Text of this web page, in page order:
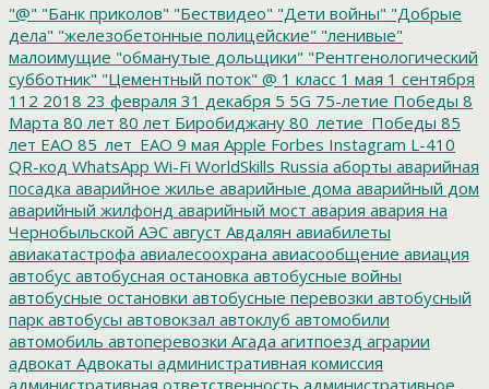
"@" "Банк приколов" "Бествидео" "Дети войны" "Добрые
дела" "железобетонные полицейские" "ленивые"
малоимущие "обманутые дольщики" "Рентгенологический
субботник" "Цементный поток" @ 1 класс 1 мая 1 сентября
112 2018 23 февраля 31 декабря 5 5G 75-летие Победы 8
Марта 80 лет 80 лет Биробиджану 80_летие_Победы 85
лет ЕАО 85_лет_ЕАО 9 мая Apple Forbes Instagram L-410
QR-код WhatsApp Wi-Fi WorldSkills Russia аборты аварийная
посадка аварийное жилье аварийные дома аварийный дом
аварийный жилфонд аварийный мост авария авария на
Чернобыльской АЭС август Авдалян авиабилеты
авиакатастрофа авиалесоохрана авиасообщение авиация
автобус автобусная остановка автобусные войны
автобусные остановки автобусные перевозки автобусный
парк автобусы автовокзал автоклуб автомобили
автомобиль автоперевозки Агада агитпоезд аграрии
адвокат Адвокаты административная комиссия
административная ответственность административное